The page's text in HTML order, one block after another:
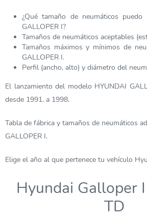
¿Qué tamaño de neumáticos
GALLOPER I?
Tamaños de neumáticos aceptables
Tamaños máximos y mínimos de
GALLOPER I.
Perfil (ancho, alto) y diámetro del
El lanzamiento del modelo HYUNDAI
desde 1991. a 1998.
Tabla de fábrica y tamaños de neumáticos
GALLOPER I.
Elige el año al que pertenece tu vehículo
Hyundai Galloper
TD